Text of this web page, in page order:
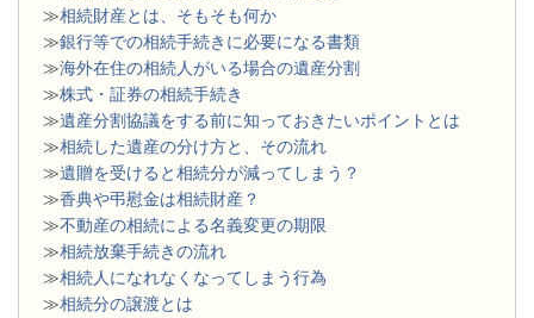
≫相続財産とは、そもそも何か
≫銀行等での相続手続きに必要になる書類
​≫海外在住の相続人がいる場合の遺産分割
≫株式・証券の相続手続き
≫遺産分割協議をする前に知っておきたいポイントとは
≫相続した遺産の分け方と、その流れ
≫遺贈を受けると相続分が減ってしまう？
≫香典や弔慰金は相続財産？
≫不動産の相続による名義変更の期限
≫相続放棄手続きの流れ
≫相続人になれなくなってしまう行為
≫相続分の譲渡とは